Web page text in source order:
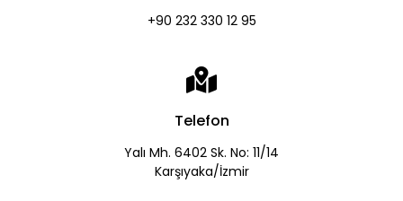
+90 232 330 12 95
Telefon
Yalı Mh. 6402 Sk. No: 11/14
Karşıyaka/İzmir